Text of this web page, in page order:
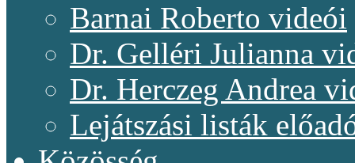
Barnai Roberto videói
Dr. Gelléri Julianna
Dr. Herczeg Andrea
Lejátszási listák